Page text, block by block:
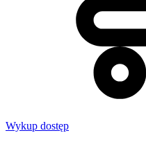
Wykup dostęp